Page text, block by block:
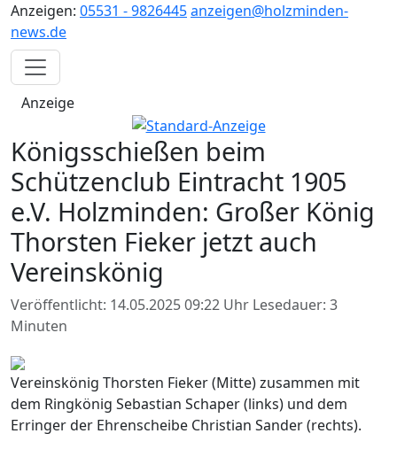
Anzeigen: 05531 - 9826445anzeigen@holzminden-
news.de
Anzeige
Königsschießen beim
Schützenclub Eintracht 1905
e.V. Holzminden: Großer König
Thorsten Fieker jetzt auch
Vereinskönig
Veröffentlicht: 14.05.2025 09:22 Uhr Lesedauer: 3
Minuten
Vereinskönig Thorsten Fieker (Mitte) zusammen mit
dem Ringkönig Sebastian Schaper (links) und dem
Erringer der Ehrenscheibe Christian Sander (rechts).